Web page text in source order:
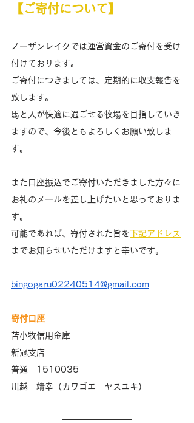
【ご寄付について】
ノーザンレイクでは運営資金のご寄付を受け
付けております。
ご寄付につきましては、定期的に収支報告を
致します。
馬と人が快適に過ごせる牧場を目指していき
ますので、今後ともよろしくお願い致しま
す。
また口座振込でご寄付いただきました方々に
お礼のメールを差し上げたいと思っておりま
す。
可能であれば、寄付された旨を下記アドレス
までお知らせいただけますと幸いです。
bingogaru02240514@gmail.com
寄付口座
苫小牧信用金庫
新冠支店
普通　1510035
川越　靖幸（カワゴエ　ヤスユキ）